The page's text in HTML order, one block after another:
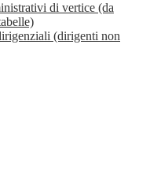
di vertice (da
(dirigenti non